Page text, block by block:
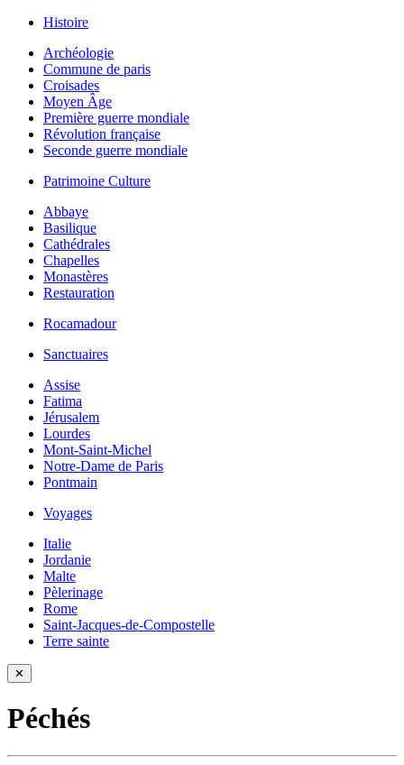
Histoire
Archéologie
Commune de paris
Croisades
Moyen Âge
Première guerre mondiale
Révolution française
Seconde guerre mondiale
Patrimoine Culture
Abbaye
Basilique
Cathédrales
Chapelles
Monastères
Restauration
Rocamadour
Sanctuaires
Assise
Fatima
Jérusalem
Lourdes
Mont-Saint-Michel
Notre-Dame de Paris
Pontmain
Voyages
Italie
Jordanie
Malte
Pèlerinage
Rome
Saint-Jacques-de-Compostelle
Terre sainte
✕
Péchés